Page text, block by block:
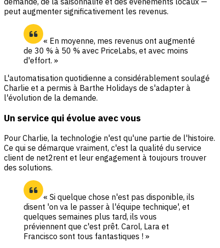
peut augmenter significativement les revenus.
« En moyenne, mes revenus ont augmenté
de 30 % à 50 % avec PriceLabs, et avec moins
d'effort. »
L'automatisation quotidienne a considérablement soulagé
Charlie et a permis à Barthe Holidays de s'adapter à
l'évolution de la demande.
Un service qui évolue avec vous
Pour Charlie, la technologie n'est qu'une partie de l'histoire.
Ce qui se démarque vraiment, c'est la qualité du service
client de net2rent et leur engagement à toujours trouver
des solutions.
« Si quelque chose n'est pas disponible, ils
disent 'on va le passer à l'équipe technique', et
quelques semaines plus tard, ils vous
préviennent que c'est prêt. Carol, Lara et
Francisco sont tous fantastiques ! »